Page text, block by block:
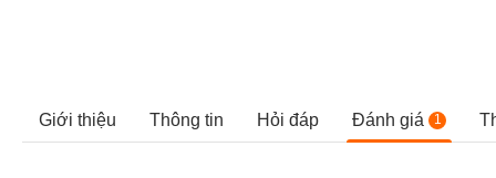
Giới thiệu Thông tin Hỏi đáp Đánh giá 1